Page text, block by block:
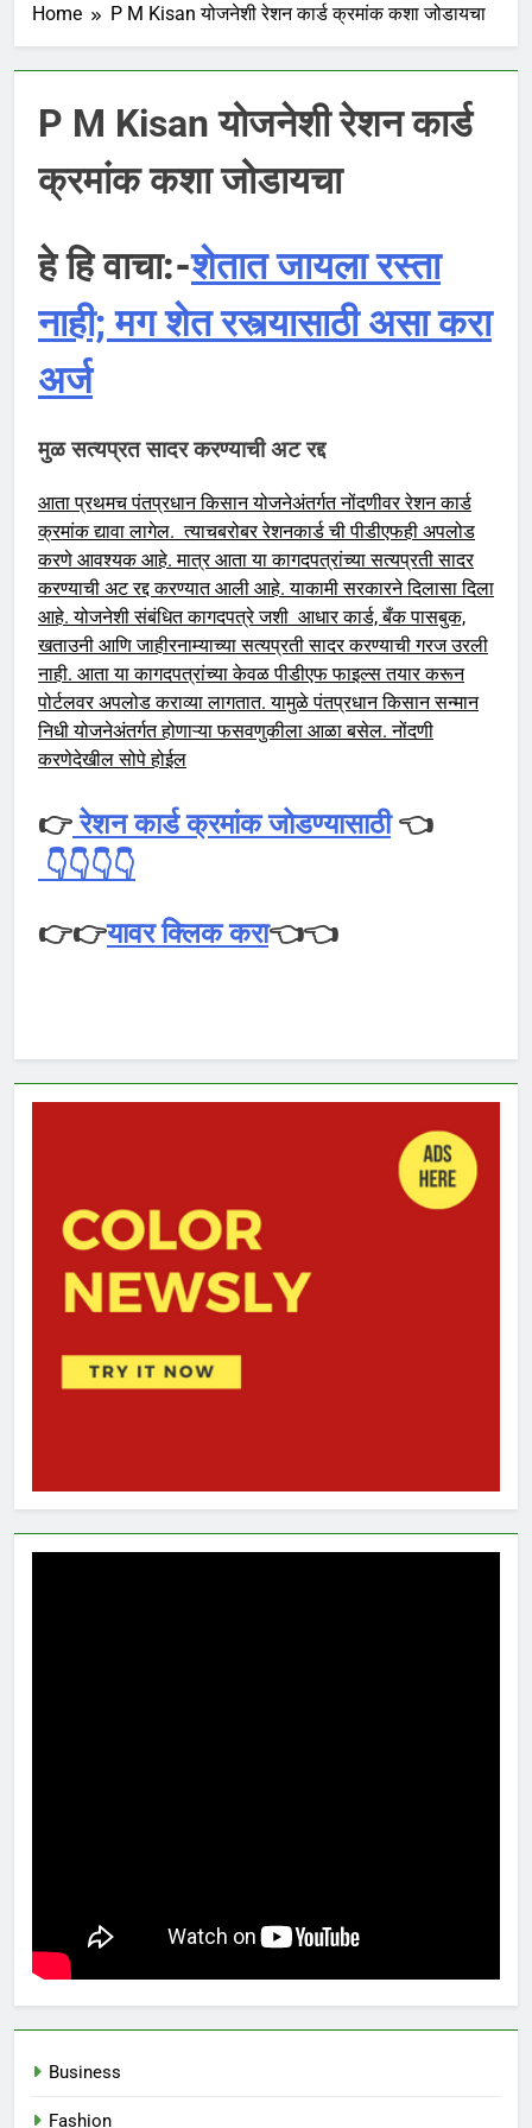
Home P M Kisan योजनेशी रेशन कार्ड क्रमांक कशा जोडायचा
P M Kisan योजनेशी रेशन कार्ड
क्रमांक कशा जोडायचा
हे हि वाचा:-शेतात जायला रस्ता
नाही; मग शेत रस्त्यासाठी असा करा
अर्ज
मुळ सत्यप्रत सादर करण्याची अट रद्द
आता प्रथमच पंतप्रधान किसान योजनेअंतर्गत नोंदणीवर रेशन कार्ड
क्रमांक द्यावा लागेल. त्याचबरोबर रेशनकार्ड ची पीडीएफही अपलोड
करणे आवश्यक आहे. मात्र आता या कागदपत्रांच्या सत्यप्रती सादर
करण्याची अट रद्द करण्यात आली आहे. याकामी सरकारने दिलासा दिला
आहे. योजनेशी संबंधित कागदपत्रे जशी आधार कार्ड, बँक पासबुक,
खताउनी आणि जाहीरनाम्याच्या सत्यप्रती सादर करण्याची गरज उरली
नाही. आता या कागदपत्रांच्या केवळ पीडीएफ फाइल्स तयार करून
पोर्टलवर अपलोड कराव्या लागतात. यामुळे पंतप्रधान किसान सन्मान
निधी योजनेअंतर्गत होणाऱ्या फसवणुकीला आळा बसेल. नोंदणी
करणेदेखील सोपे होईल
👉 रेशन कार्ड क्रमांक जोडण्यासाठी 👈
👇👇👇👇
👉👉यावर क्लिक करा👈👈
Business
Fashion